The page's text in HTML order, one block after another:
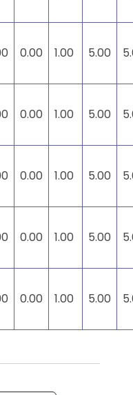
0.00 1.00 5.00
0.00 1.00 5.00
0.00 1.00 5.00
0.00 1.00 5.00
0.00 1.00 5.00